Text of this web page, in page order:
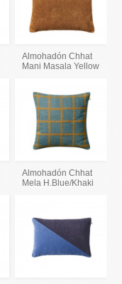
Almohadón Chhat
Mani Masala Yellow
Almohadón Chhat
Mela H.Blue/Khaki